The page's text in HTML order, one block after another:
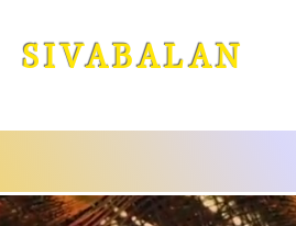
SIVABALAN